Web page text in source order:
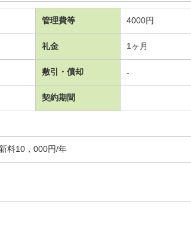
管理費等 4000円
礼金 1ヶ月
敷引・償却 -
契約期間
料10，000円/年